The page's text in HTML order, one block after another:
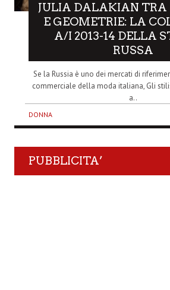
JULIA DALAKIAN TRA
E GEOMETRIE: LA
A/I 2013-14 DELLA
RUSSA
Se la Russia è uno dei mercati di
commerciale della moda italiana, Gli
a..
DONNA
PUBBLICITA’